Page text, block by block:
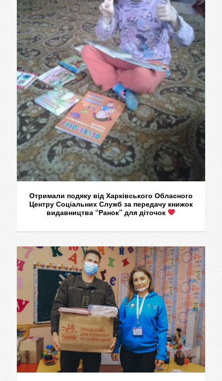
Отримали подяку від Харківського Обласного
Центру Соціальних Служб за передачу книжок
видавництва “Ранок” для діточок